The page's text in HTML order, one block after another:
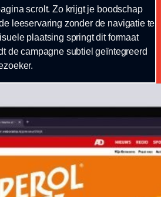
scrolt. Zo krijgt je boodschap
leeservaring zonder de navigatie te
plaatsing springt dit formaat
de campagne subtiel geïntegreerd